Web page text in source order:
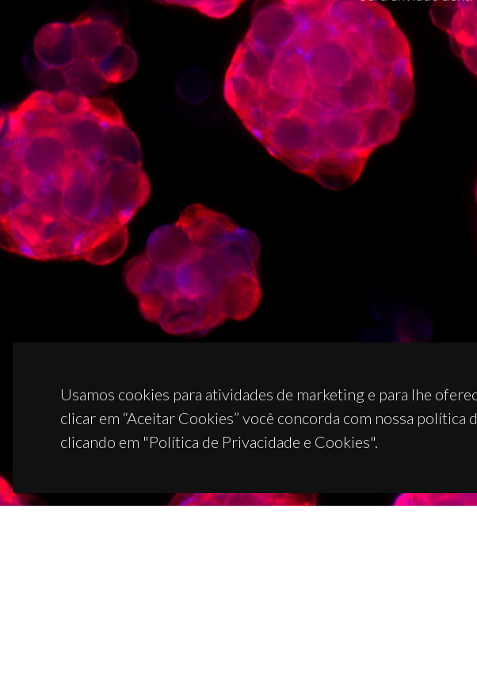
Usamos cookies para atividades de marketing e para lhe
clicar em “Aceitar Cookies” você concorda com nossa política
clicando em "Política de Privacidade e Cookies".